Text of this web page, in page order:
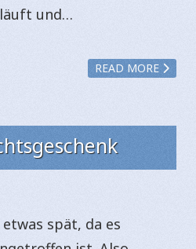
läuft und…
READ MORE
spät, da es